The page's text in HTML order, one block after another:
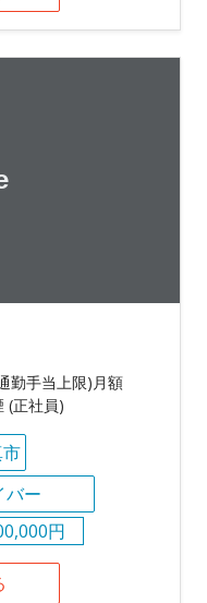
勤手当上限)月額
(正社員)
バー
円